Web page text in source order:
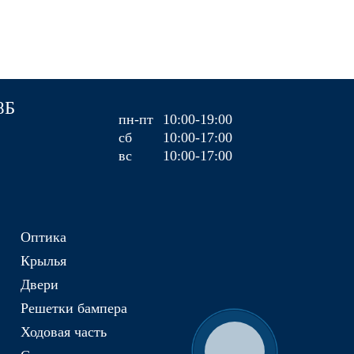
пн-пт 10:00-19:00
сб
10:00-17:00
вс
10:00-17:00
Оптика
Крылья
Двери
Решетки бампера
Ходовая часть